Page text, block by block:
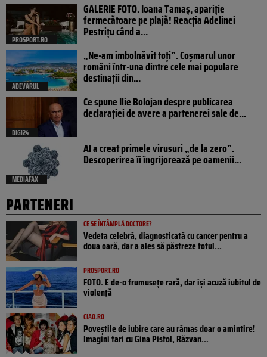
PROSPORT.RO
GALERIE FOTO. Ioana Tamaş, apariție
fermecătoare pe plajă! Reacția Adelinei
Pestrițu când a...
ADEVARUL
„Ne-am îmbolnăvit toți”. Coșmarul unor
români într-una dintre cele mai populare
destinații din...
DIGI24
Ce spune Ilie Bolojan despre publicarea
declarației de avere a partenerei sale de...
MEDIAFAX
AI a creat primele virusuri „de la zero”.
Descoperirea îi îngrijorează pe oamenii...
PARTENERI
CE SE ÎNTÂMPLĂ DOCTORE?
Vedeta celebră, diagnosticată cu cancer pentru a
doua oară, dar a ales să păstreze totul...
PROSPORT.RO
FOTO. E de-o frumusețe rară, dar își acuză iubitul de
violență
CIAO.RO
Poveştile de iubire care au rămas doar o amintire!
Imagini tari cu Gina Pistol, Răzvan...